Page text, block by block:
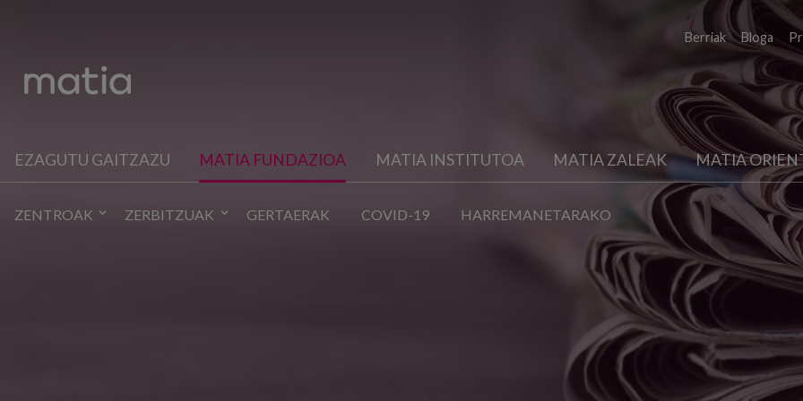
Berriak Bloga
EZAGUTU GAITZAZU MATIA FUNDAZIOA MATIA INSTITUTOA MATIA ZALEAK MATIA
ZENTROAK ZERBITZUAK GERTAERAK COVID-19 HARREMANETARAKO